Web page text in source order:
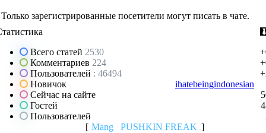
Только зарегистрированные посетители могут писать в чате.
Всего статей 2530
Комментариев 224
Пользователей : 46494
Новичок
ihatebeingindonesian
Сейчас на сайте
Гостей
Пользователей
[ Mang PUSHKIN FREAK ]